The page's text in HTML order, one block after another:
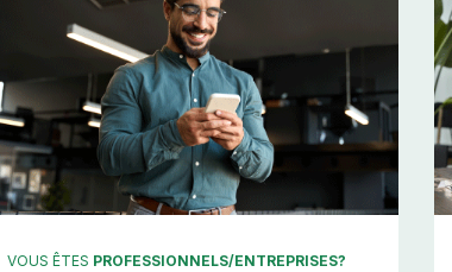
VOUS ÊTES PROFESSIONNELS/ENTREPRISES?